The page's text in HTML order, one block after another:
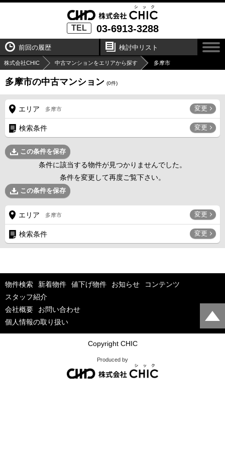
TEL 03-6913-3288
前回の履歴 検討中リスト
株式会社CHIC 中古マンションをエリアから探す 多摩市
多摩市の中古マンション (0件)
エリア 多摩市 変更
検索条件 変更
この条件を保存
条件に該当する物件が見つかりませんでした。
条件を変更して再度ご覧下さい。
この条件を保存
エリア 多摩市 変更
検索条件 変更
物件検索 新着物件 値下げ物件 お知らせ
コンテンツ
スタッフ紹介
会社概要
お問い合わせ
個人情報の取り扱い
Copyright CHIC
Produced by